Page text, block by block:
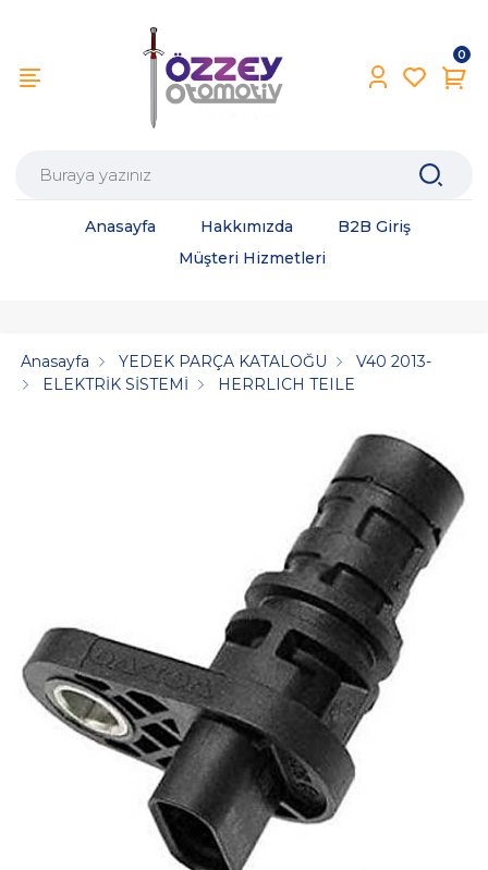
0
Anasayfa Hakkımızda
B2B Giriş
Müşteri Hizmetleri
Anasayfa YEDEK PARÇA KATALOĞU
V40 2013-
ELEKTRİK SİSTEMİ
HERRLICH TEILE